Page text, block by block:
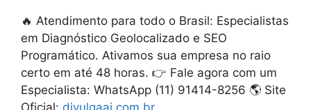
🔥 Atendimento para todo o Brasil: Especialistas
em Diagnóstico Geolocalizado e SEO
Programático. Ativamos sua empresa no raio
certo em até 48 horas. 👉 Fale agora com um
Especialista: WhatsApp (11) 91414-8256 🌎 Site